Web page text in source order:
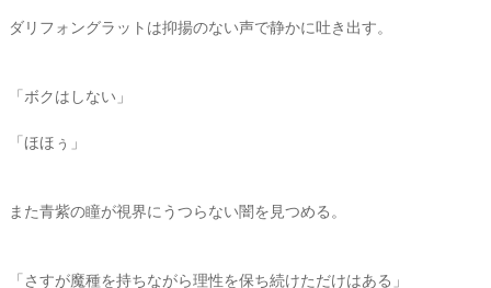
ダリフォングラットは抑揚のない声で静かに吐き出す。
「ボクはしない」
「ほほぅ」
また青紫の瞳が視界にうつらない闇を見つめる。
「さすが魔種を持ちながら理性を保ち続けただけはある」